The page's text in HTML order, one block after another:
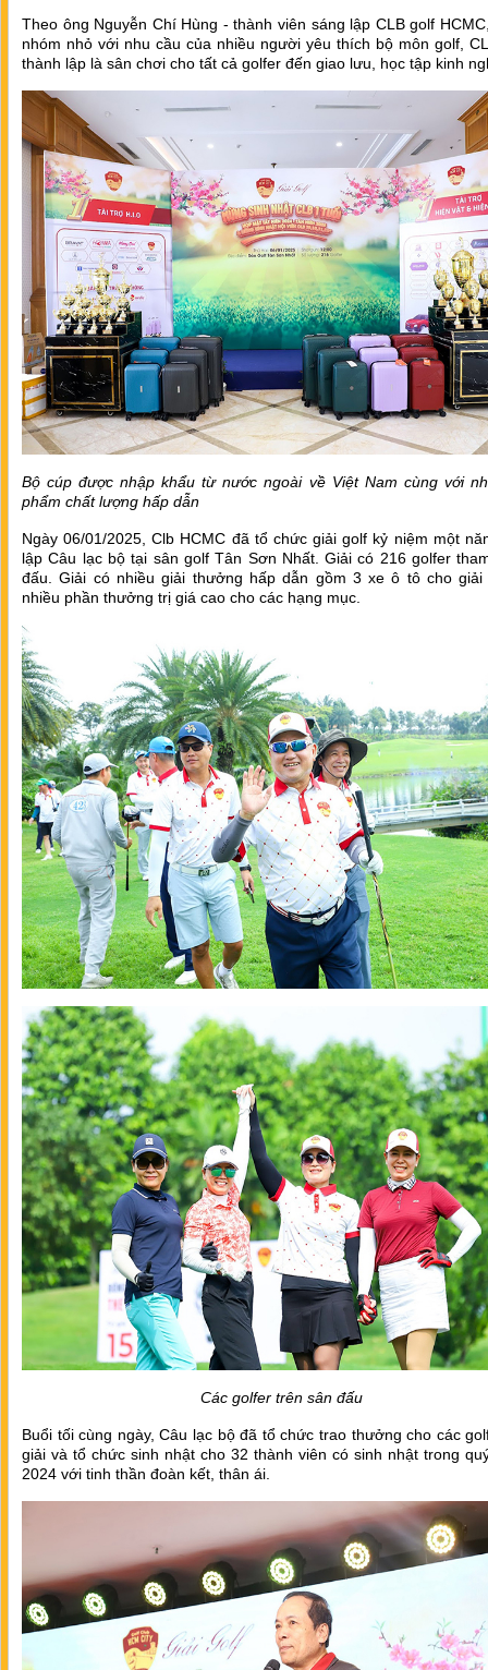
Theo ông Nguyễn Chí Hùng - thành viên sáng lập CLB golf
nhóm nhỏ với nhu cầu của nhiều người yêu thích bộ môn golf,
thành lập là sân chơi cho tất cả golfer đến giao lưu, học tập kinh
Bộ cúp được nhập khẩu từ nước ngoài về Việt Nam cùng với
phẩm chất lượng hấp dẫn
Ngày 06/01/2025, Clb HCMC đã tổ chức giải golf kỷ niệm một
lập Câu lạc bộ tại sân golf Tân Sơn Nhất. Giải có 216 golfer
đấu. Giải có nhiều giải thưởng hấp dẫn gồm 3 xe ô tô cho giải
nhiều phần thưởng trị giá cao cho các hạng mục.
Các golfer trên sân đấu
Buổi tối cùng ngày, Câu lạc bộ đã tổ chức trao thưởng cho các
giải và tổ chức sinh nhật cho 32 thành viên có sinh nhật trong
2024 với tinh thần đoàn kết, thân ái.